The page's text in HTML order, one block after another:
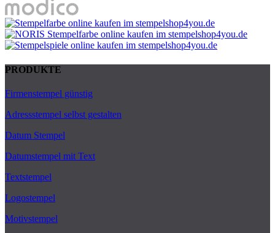
PRODUKTE
Firmenstempel günstig
Adressstempel selbst gestalten
Datum Stempel
Datumstempel mit Text
Textstempel
Logostempel
Motivstempel